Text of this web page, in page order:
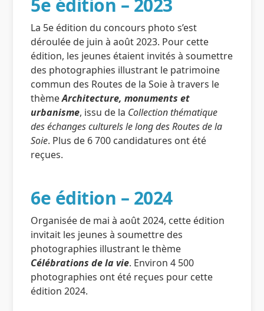
La 5e édition du concours photo s’est
déroulée de juin à août 2023. Pour cette
édition, les jeunes étaient invités à soumettre
des photographies illustrant le patrimoine
commun des Routes de la Soie à travers le
thèmeArchitecture, monuments et
urbanisme, issu de la Collection thématique
des échanges culturels le long des Routes de la
Soie. Plus de 6 700 candidatures ont été
reçues.
6e édition – 2024
Organisée de mai à août 2024, cette édition
invitait les jeunes à soumettre des
photographies illustrant le thème
Célébrations de la vie. Environ 4 500
photographies ont été reçues pour cette
édition 2024.